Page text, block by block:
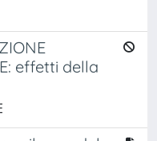
effetti della